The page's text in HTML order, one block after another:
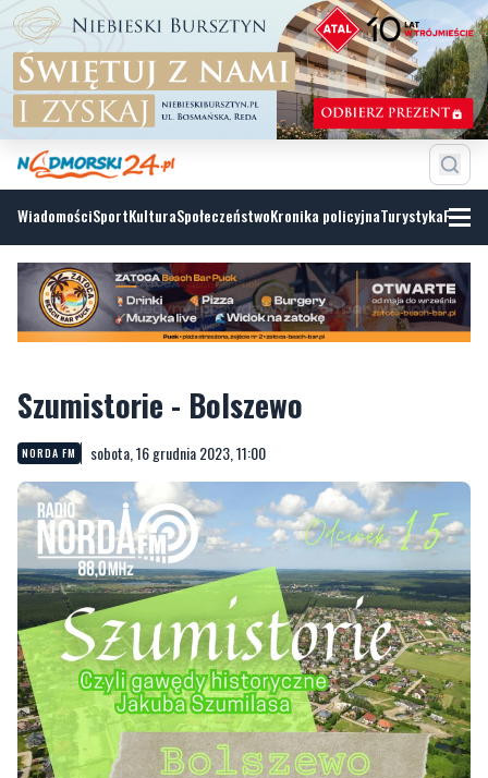
WiadomościSportKulturaSpołeczeństwoKronika policyjnaTurystyka
Szumistorie - Bolszewo
GRAFIKA: EMILIA KUCZMAJA